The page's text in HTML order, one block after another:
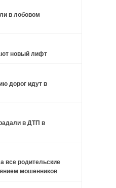
в лобовом
новый лифт
дорог идут в
в ДТП в
все родительские
мошенников